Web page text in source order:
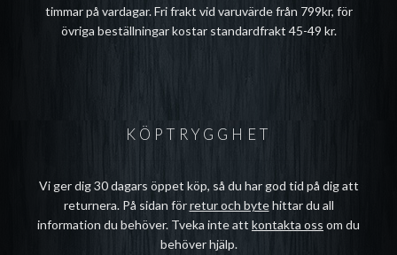
timmar på vardagar. Fri frakt vid varuvärde från 799kr, för
övriga beställningar kostar standardfrakt 45-49 kr.
KÖPTRYGGHET
Vi ger dig 30 dagars öppet köp, så du har god tid på dig att
returnera. På sidan förretur och bytehittar du all
information du behöver. Tveka inte att kontakta oss om du
behöver hjälp.